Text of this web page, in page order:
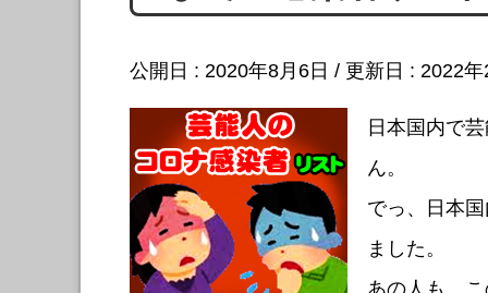
公開日 : 2020年8月6日 / 更新日 : 2022
日本国内で
ん。
でっ、日本
ました。
あの人も、